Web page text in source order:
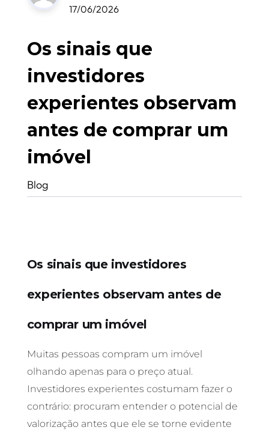
17/06/2026
Os sinais que
investidores
experientes observam
antes de comprar um
imóvel
Blog
Os sinais que investidores
experientes observam antes de
comprar um imóvel
Muitas pessoas compram um imóvel
olhando apenas para o preço atual.
Investidores experientes costumam fazer o
contrário: procuram entender o potencial de
valorização antes que ele se torne evidente